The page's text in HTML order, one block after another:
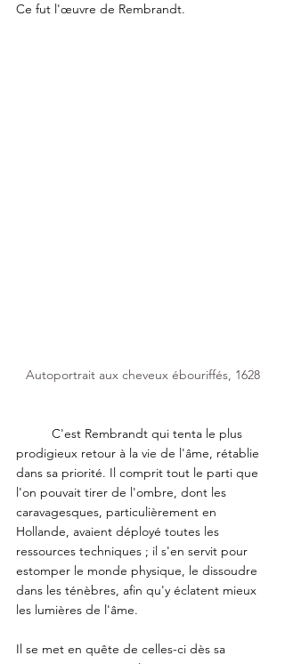
Ce fut l'œuvre de Rembrandt.
Autoportrait aux cheveux ébouriffés, 1628
prodigieux retour à la vie de l'âme, rétablie
dans sa priorité. Il comprit tout le parti que
l'on pouvait tirer de l'ombre, dont les
caravagesques, particulièrement en
Hollande, avaient déployé toutes les
ressources techniques ; il s'en servit pour
estomper le monde physique, le dissoudre
dans les ténèbres, afin qu'y éclatent mieux
les lumières de l'âme.
Il se met en quête de celles-ci dès sa